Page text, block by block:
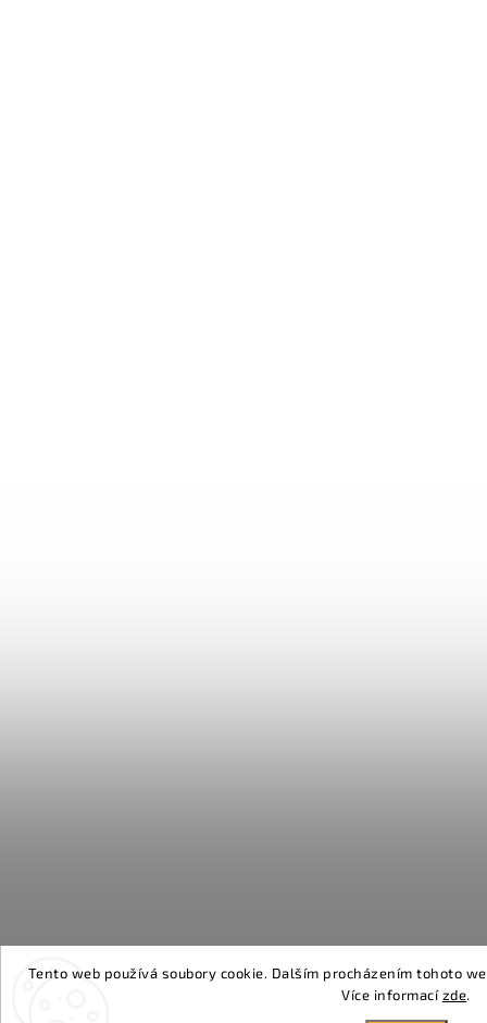
Tento web používá soubory cookie. Dalším procházením tohoto
Více informacízde.